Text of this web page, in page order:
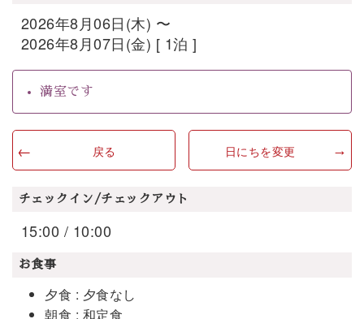
2026年8月06日(木) 〜
2026年8月07日(金) [ 1泊 ]
満室です
戻る 日にちを変更
チェックイン/チェックアウト
15:00 / 10:00
お食事
夕食 : 夕食なし
朝食 : 和定食